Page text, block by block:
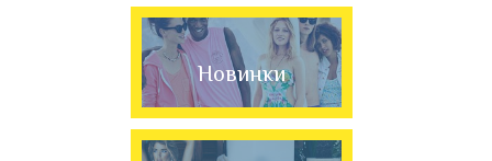
Новинки